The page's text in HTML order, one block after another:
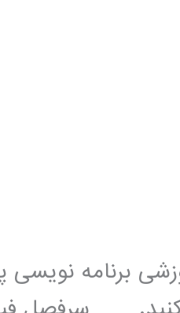
برنامه نویسی